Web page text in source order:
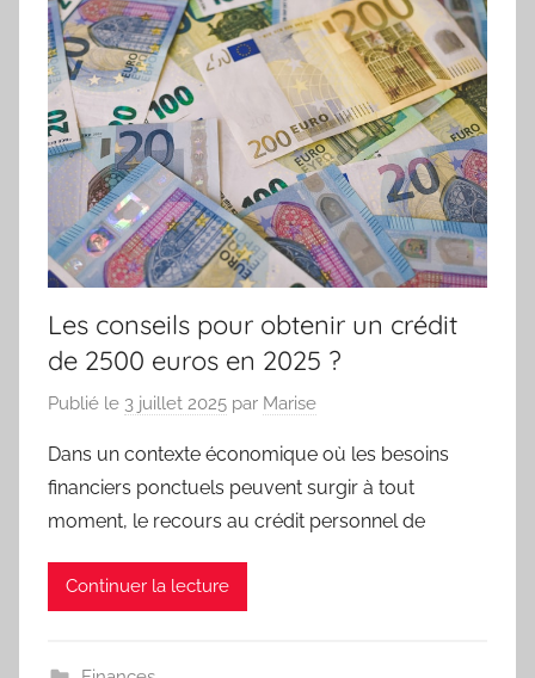
Les conseils pour obtenir un crédit
de 2500 euros en 2025 ?
Publié le 3 juillet 2025 par Marise
Dans un contexte économique où les besoins
financiers ponctuels peuvent surgir à tout
moment, le recours au crédit personnel de
Continuer la lecture